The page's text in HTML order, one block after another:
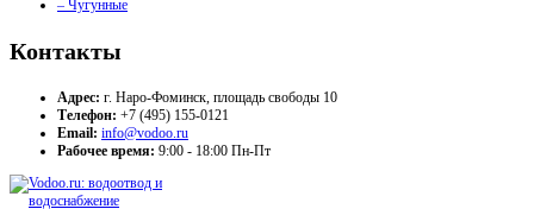
– Чугунные
Контакты
Адрес: г. Наро-Фоминск, площадь свободы 10
Телефон: +7 (495) 155-0121
Email: info@vodoo.ru
Рабочее время: 9:00 - 18:00 Пн-Пт